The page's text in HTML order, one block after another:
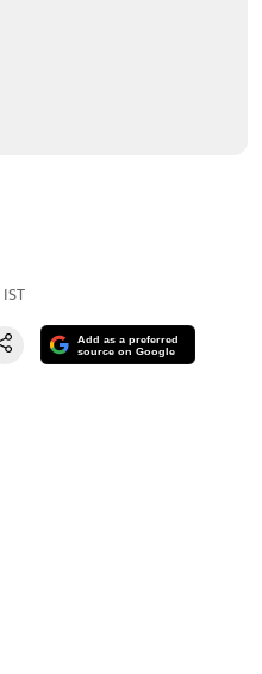
IST
Add as a preferred
source on Google